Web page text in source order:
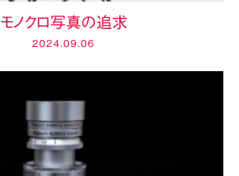
モノクロ写真の追求
2024.09.06